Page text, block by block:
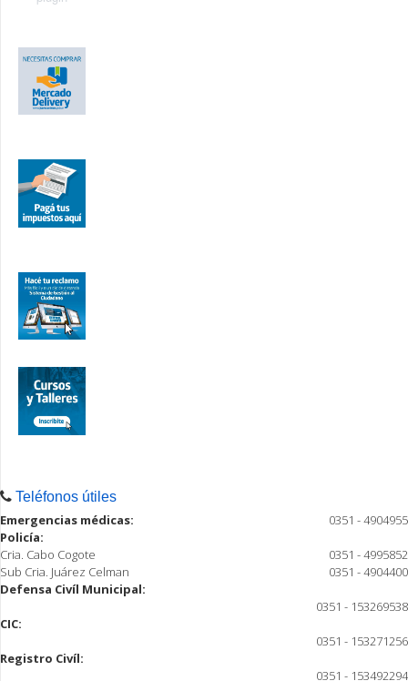
Teléfonos útiles
Emergencias médicas:
0351 - 4904955
Policía:
Cria. Cabo Cogote
0351 - 4995852
Sub Cria. Juárez Celman
0351 - 4904400
Defensa Civíl Municipal:
0351 - 153269538
CIC:
0351 - 153271256
Registro Civíl:
0351 - 153492294